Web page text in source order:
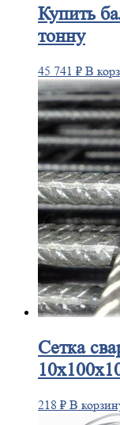
Купить
тонну
45 741 ₽ В
Сетка
218 ₽ В